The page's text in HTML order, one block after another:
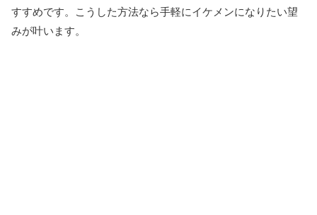
すすめです。こうした方法なら手軽にイケメンになりたい望
みが叶います。